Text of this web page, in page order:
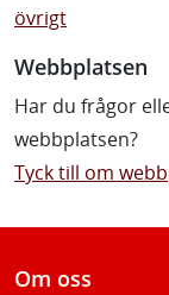
övrigt
Webbplatsen
Har du frågor
webbplatsen?
Tyck till om
Om oss